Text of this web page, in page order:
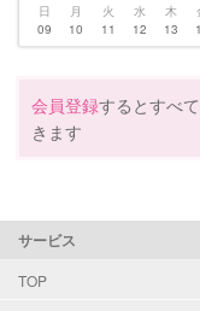
日
09
月
10
火
11
水
12
木
13
会員登録するとすべ
きます
サービス
TOP